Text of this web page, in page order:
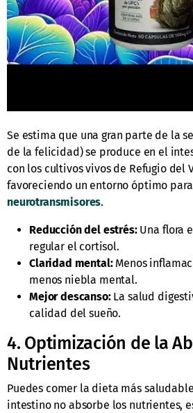
Se estima que una gran parte de la
de la felicidad) se produce en el
con los cultivos vivos de Refugio del
favoreciendo un entorno óptimo
neurotransmisores.
Reducción del estrés:Una flora
regular el cortisol.
Claridad mental:Menos
menos niebla mental.
Mejor descanso:La salud
calidad del sueño.
4. Optimización de la
Nutrientes
Puedes comer la dieta más
intestino no absorbe los nutrientes,